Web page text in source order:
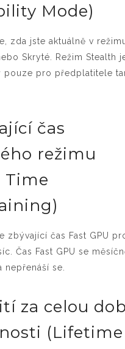
Mode)
zda jste aktuálně v
Skryté. Režim Stealth
pouze pro předplatitele
čas
režimu
Time
zbývající čas Fast GPU
Čas Fast GPU se
nepřenáší se.
za celou
(Lifetime